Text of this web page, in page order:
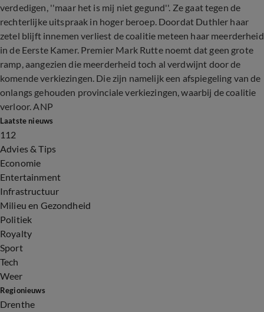
verdedigen, ''maar het is mij niet gegund''. Ze gaat tegen de
rechterlijke uitspraak in hoger beroep. Doordat Duthler haar
zetel blijft innemen verliest de coalitie meteen haar meerderheid
in de Eerste Kamer. Premier Mark Rutte noemt dat geen grote
ramp, aangezien die meerderheid toch al verdwijnt door de
komende verkiezingen. Die zijn namelijk een afspiegeling van de
onlangs gehouden provinciale verkiezingen, waarbij de coalitie
verloor. ANP
Laatste nieuws
112
Advies & Tips
Economie
Entertainment
Infrastructuur
Milieu en Gezondheid
Politiek
Royalty
Sport
Tech
Weer
Regionieuws
Drenthe